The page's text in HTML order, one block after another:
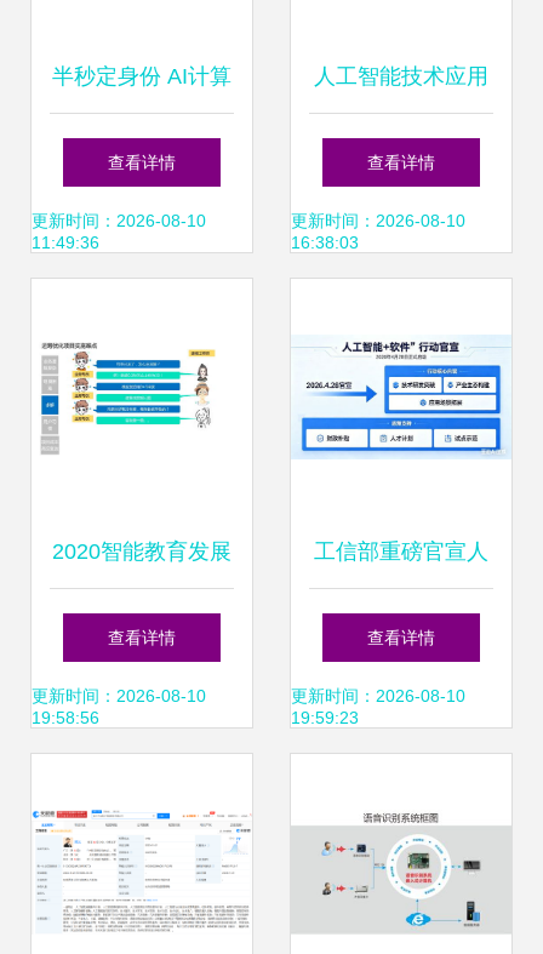
半秒定身份 AI计算
机视觉如何终结ID
偷猎者的幻想
查看详情
更新时间：2026-08-10
11:49:36
人工智能技术应用
与软件开发 赋能未
来的引擎
查看详情
更新时间：2026-08-10
16:38:03
2020智能教育发展
蓝皮书 以人工智能
开启因材施教新纪
查看详情
更新时间：2026-08-10
19:58:56
工信部重磅官宣人
工智能专项行动 软
件成AI应用关键突
查看详情
更新时间：2026-08-10
19:59:23